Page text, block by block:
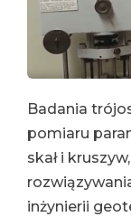
Badania
pomiaru
skał i
inżynierii